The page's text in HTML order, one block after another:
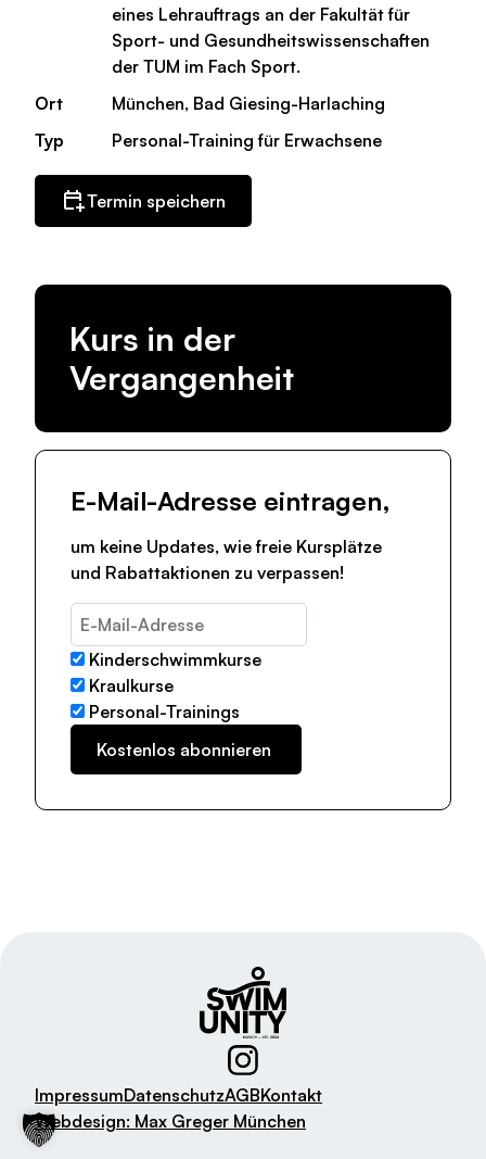
eines Lehrauftrags an der Fakultät für
Sport- und Gesundheitswissenschaften
der TUM im Fach Sport.
Ort
München, Bad Giesing-Harlaching
Typ
Personal-Training für Erwachsene
Termin speichern
Kurs in der
Vergangenheit
E-Mail-Adresse eintragen,
um keine Updates, wie freie Kursplätze
und Rabattaktionen zu verpassen!
Kinderschwimmkurse
Kraulkurse
Personal-Trainings
ImpressumDatenschutzAGBKontakt
Webdesign: Max Greger München